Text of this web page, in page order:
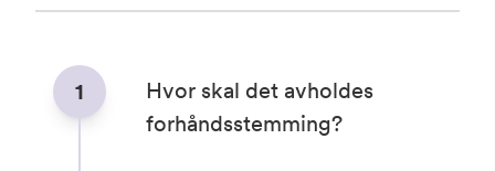
1
Hvor skal det avholdes
forhåndsstemming?